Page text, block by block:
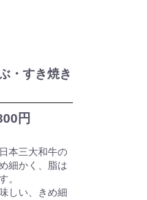
・すき焼き
円
本三大和牛の
細かく、脂は
。
しい、きめ細